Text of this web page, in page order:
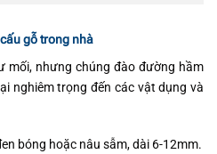
gỗ trong nhà
mối, nhưng chúng đào đường hầm
nghiêm trọng đến các vật dụng và
bóng hoặc nâu sẫm, dài 6-12mm.